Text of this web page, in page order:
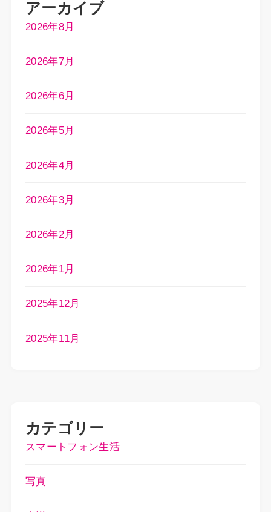
アーカイブ
2026年8月
2026年7月
2026年6月
2026年5月
2026年4月
2026年3月
2026年2月
2026年1月
2025年12月
2025年11月
カテゴリー
スマートフォン生活
写真